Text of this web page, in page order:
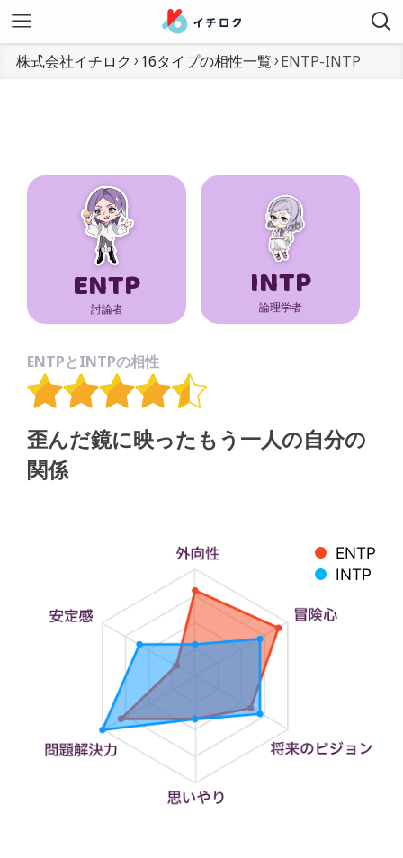
株式会社イチロク 16タイプの相性一覧 ENTP-INTP
ENTP
討論者
INTP
論理学者
ENTPとINTPの相性
歪んだ鏡に映ったもう一人の自分の
関係
ENTP
INTP